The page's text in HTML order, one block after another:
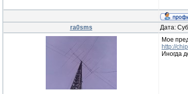
ra0sms Дата:
Мое
http://
Иногда